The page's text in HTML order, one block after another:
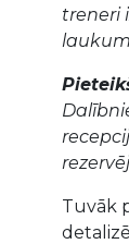
treneri
Tuvāk